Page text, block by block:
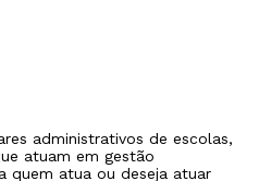
administrativos de escolas,
atuam em gestão
quem atua ou deseja atuar